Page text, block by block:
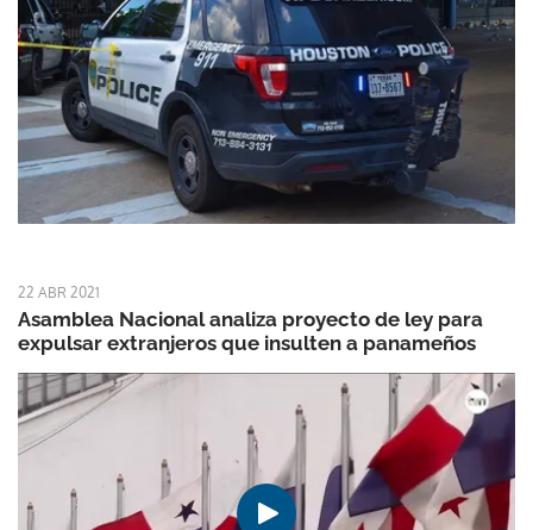
22 ABR 2021
Asamblea Nacional analiza proyecto de ley para
expulsar extranjeros que insulten a panameños